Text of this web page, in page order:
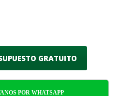
GRATUITO
POR WHATSAPP